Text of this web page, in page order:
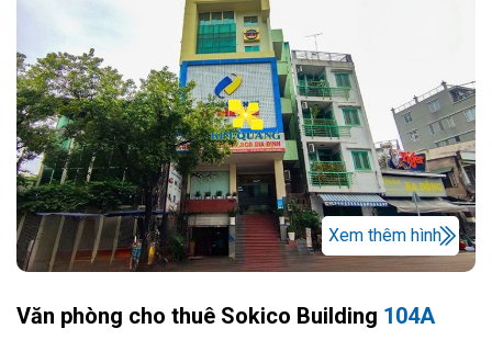
Xem thêm hình
Văn phòng cho thuê Sokico Building 104A